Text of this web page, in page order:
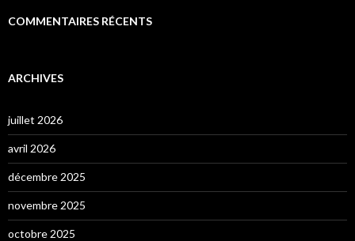
COMMENTAIRES RÉCENTS
ARCHIVES
juillet 2026
avril 2026
décembre 2025
novembre 2025
octobre 2025